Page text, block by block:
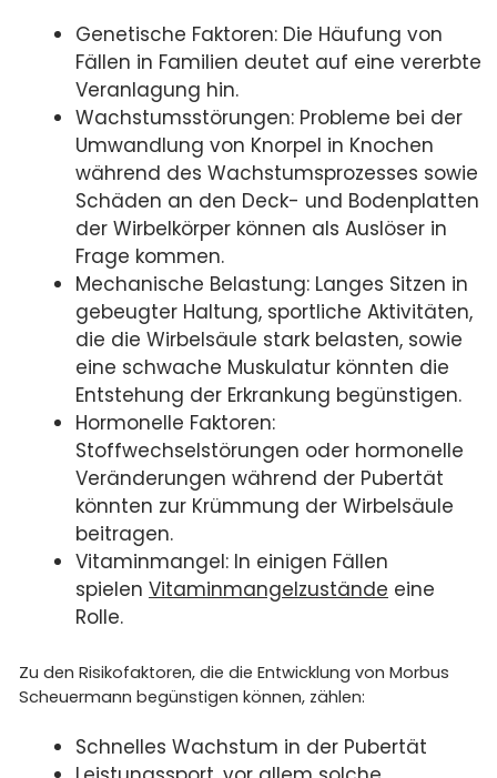
Genetische Faktoren: Die Häufung von
Fällen in Familien deutet auf eine vererbte
Veranlagung hin.
Wachstumsstörungen: Probleme bei der
Umwandlung von Knorpel in Knochen
während des Wachstumsprozesses sowie
Schäden an den Deck- und Bodenplatten
der Wirbelkörper können als Auslöser in
Frage kommen.
Mechanische Belastung: Langes Sitzen in
gebeugter Haltung, sportliche Aktivitäten,
die die Wirbelsäule stark belasten, sowie
eine schwache Muskulatur könnten die
Entstehung der Erkrankung begünstigen.
Hormonelle Faktoren:
Stoffwechselstörungen oder hormonelle
Veränderungen während der Pubertät
könnten zur Krümmung der Wirbelsäule
beitragen.
Vitaminmangel: In einigen Fällen
spielen Vitaminmangelzustände eine
Rolle.
Zu den Risikofaktoren, die die Entwicklung von Morbus
Scheuermann begünstigen können, zählen:
Schnelles Wachstum in der Pubertät